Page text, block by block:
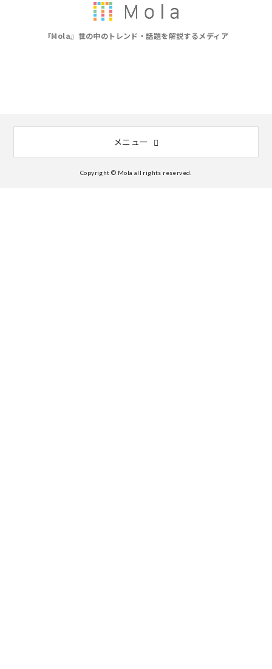
『Mola』世の中のトレンド・話題を解説するメディア
メニュー
Copyright © Mola all rights reserved.